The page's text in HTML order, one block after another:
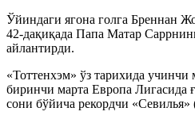
Ўйиндаги ягона голга Бреннан
42-дақиқада Папа Матар
айлантирди.
«Тоттенхэм» ўз тарихида учинчи
биринчи марта Европа Лигасида
сони бўйича рекордчи «Севилья»